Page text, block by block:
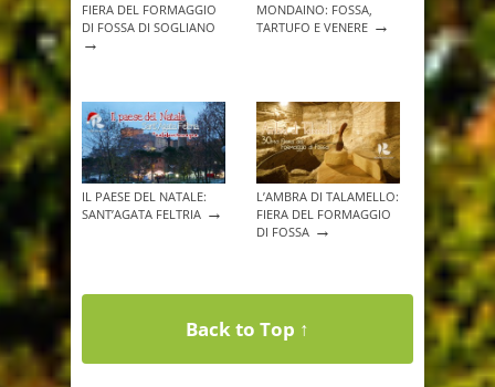
FIERA DEL FORMAGGIO
DI FOSSA DI SOGLIANO
→
MONDAINO: FOSSA,
TARTUFO E VENERE →
IL PAESE DEL NATALE:
SANT’AGATA FELTRIA →
L’AMBRA DI TALAMELLO:
FIERA DEL FORMAGGIO
DI FOSSA →
Back to Top ↑